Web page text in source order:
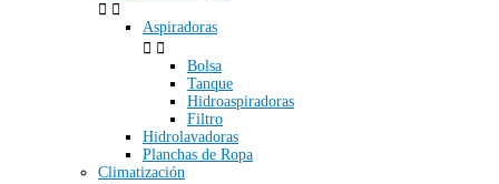
 
Aspiradoras
 
Bolsa
Tanque
Hidroaspiradoras
Filtro
Hidrolavadoras
Planchas de Ropa
Climatización